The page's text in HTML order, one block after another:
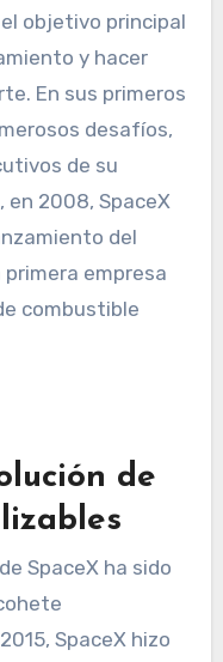
objetivo principal
y hacer
En sus primeros
desafíos,
de su
en 2008, SpaceX
del
primera empresa
combustible
de
SpaceX ha sido
SpaceX hizo